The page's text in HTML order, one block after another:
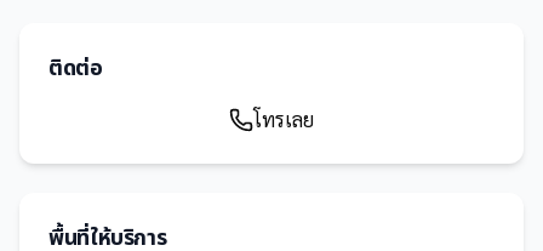
ติดต่อ
โทรเลย
พื้นที่ให้บริการ